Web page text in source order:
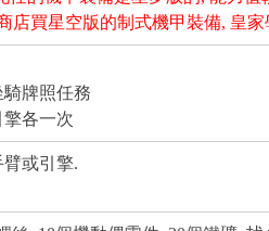
店買星空版的制式機甲裝備, 皇
牌照任務
各一次
臂或引擎.